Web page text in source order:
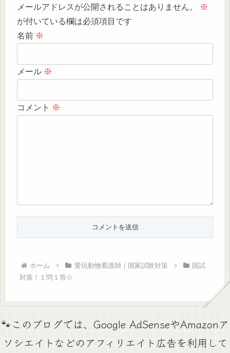
メールアドレスが公開されることはありません。
※
が付いている欄は必須項目です
名前 ※
メール ※
コメント ※
ホーム 愛玩動物看護師｜国家試験対策
国試
対策！１問１答☆
🐾このブログでは、Google AdSenseやAmazonア
ソシエイトなどのアフィリエイト広告を利用して